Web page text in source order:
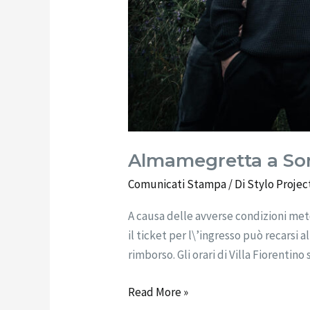
Almamegretta a
Comunicati Stampa/ DiStylo
A causa delle avverse condizioni
il ticket per l\’ingresso può recarsi
rimborso. Gli orari di Villa Fiorentino
Read More »